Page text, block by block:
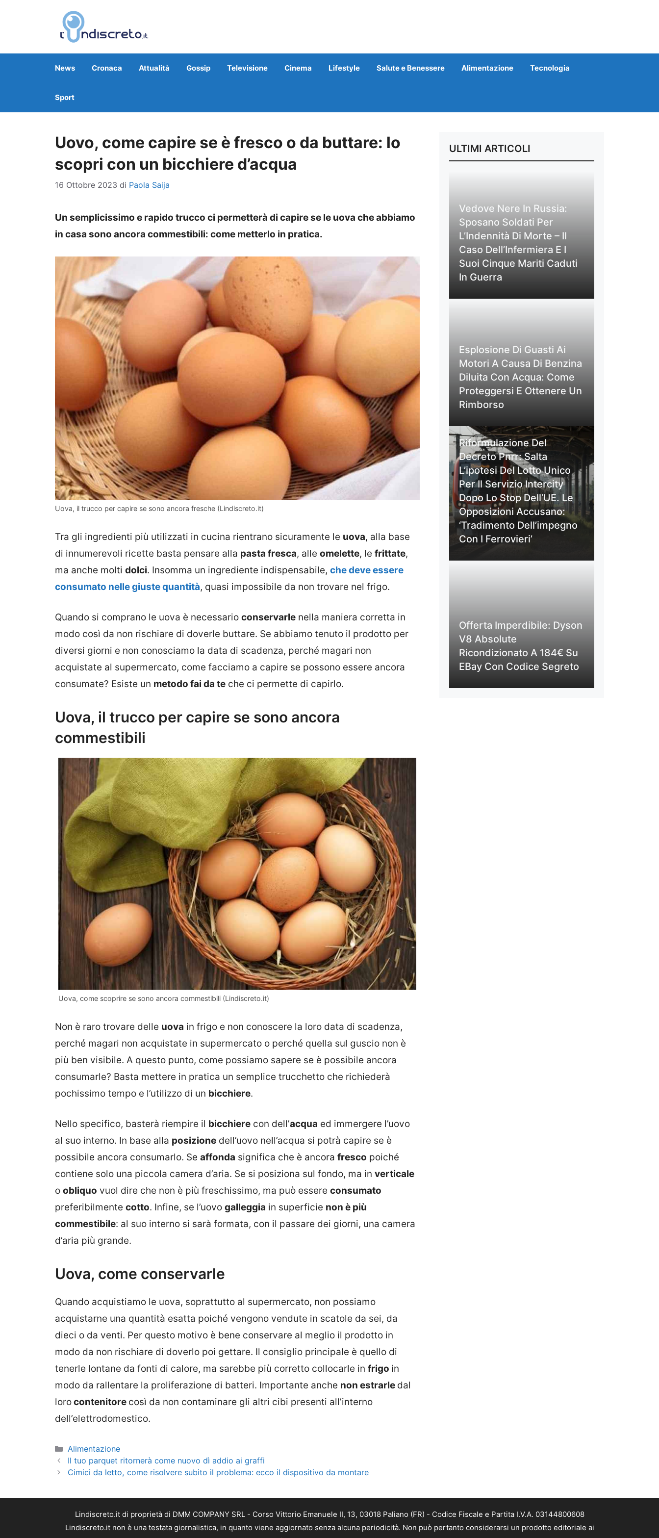
News Cronaca Attualità Gossip Televisione Cinema Lifestyle Salute e Benessere Alimentazione Tecnologia
Sport
Uovo, come capire se è fresco o da buttare: lo
scopri con un bicchiere d’acqua
16 Ottobre 2023 di Paola Saija
Un semplicissimo e rapido trucco ci permetterà di capire se le uova che abbiamo
in casa sono ancora commestibili: come metterlo in pratica.
Uova, il trucco per capire se sono ancora fresche (Lindiscreto.it)
Tra gli ingredienti più utilizzati in cucina rientrano sicuramente le uova, alla base
di innumerevoli ricette basta pensare alla pasta fresca, alle omelette, le frittate,
ma anche molti dolci. Insomma un ingrediente indispensabile, che deve essere
consumato nelle giuste quantità, quasi impossibile da non trovare nel frigo.
Quando si comprano le uova è necessario conservarle nella maniera corretta in
modo così da non rischiare di doverle buttare. Se abbiamo tenuto il prodotto per
diversi giorni e non conosciamo la data di scadenza, perché magari non
acquistate al supermercato, come facciamo a capire se possono essere ancora
consumate? Esiste un metodo fai da te che ci permette di capirlo.
Uova, il trucco per capire se sono ancora
commestibili
Uova, come scoprire se sono ancora commestibili (Lindiscreto.it)
Non è raro trovare delle uova in frigo e non conoscere la loro data di scadenza,
perché magari non acquistate in supermercato o perché quella sul guscio non è
più ben visibile. A questo punto, come possiamo sapere se è possibile ancora
consumarle? Basta mettere in pratica un semplice trucchetto che richiederà
pochissimo tempo e l’utilizzo di un bicchiere.
Nello specifico, basterà riempire il bicchiere con dell’acqua ed immergere l’uovo
al suo interno. In base alla posizione dell’uovo nell’acqua si potrà capire se è
possibile ancora consumarlo. Se affonda significa che è ancora fresco poiché
contiene solo una piccola camera d’aria. Se si posiziona sul fondo, ma in verticale
o obliquo vuol dire che non è più freschissimo, ma può essere consumato
preferibilmente cotto. Infine, se l’uovo galleggia in superficie non è più
commestibile: al suo interno si sarà formata, con il passare dei giorni, una camera
d’aria più grande.
Uova, come conservarle
Quando acquistiamo le uova, soprattutto al supermercato, non possiamo
acquistarne una quantità esatta poiché vengono vendute in scatole da sei, da
dieci o da venti. Per questo motivo è bene conservare al meglio il prodotto in
modo da non rischiare di doverlo poi gettare. Il consiglio principale è quello di
tenerle lontane da fonti di calore, ma sarebbe più corretto collocarle in frigo in
modo da rallentare la proliferazione di batteri. Importante anche non estrarle dal
lorocontenitore così da non contaminare gli altri cibi presenti all’interno
dell’elettrodomestico.
Categorie
Alimentazione
Il tuo parquet ritornerà come nuovo dì addio ai graffi
Cimici da letto, come risolvere subito il problema: ecco il dispositivo da montare
ULTIMI ARTICOLI
Vedove Nere In Russia:
Sposano Soldati Per
L’Indennità Di Morte – Il
Caso Dell’Infermiera E I
Suoi Cinque Mariti Caduti
In Guerra
Esplosione Di Guasti Ai
Motori A Causa Di Benzina
Diluita Con Acqua: Come
Proteggersi E Ottenere Un
Rimborso
Riformulazione Del
Decreto Pnrr: Salta
L’ipotesi Del Lotto Unico
Per Il Servizio Intercity
Dopo Lo Stop Dell’UE. Le
Opposizioni Accusano:
‘Tradimento Dell’impegno
Con I Ferrovieri’
Offerta Imperdibile: Dyson
V8 Absolute
Ricondizionato A 184€ Su
EBay Con Codice Segreto
Lindiscreto.it di proprietà di DMM COMPANY SRL - Corso Vittorio Emanuele II, 13, 03018 Paliano (FR) - Codice Fiscale e Partita I.V.A. 03144800608
Lindiscreto.it non è una testata giornalistica, in quanto viene aggiornato senza alcuna periodicità. Non può pertanto considerarsi un prodotto editoriale ai